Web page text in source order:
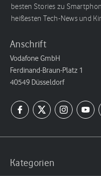
besten Stories zu
heißesten Tech-News und
Anschrift
Vodafone GmbH
Ferdinand-Braun-Platz 1
40549 Düsseldorf
Kategorien